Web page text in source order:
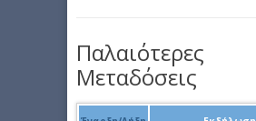
Παλαιότερες
Μεταδόσεις